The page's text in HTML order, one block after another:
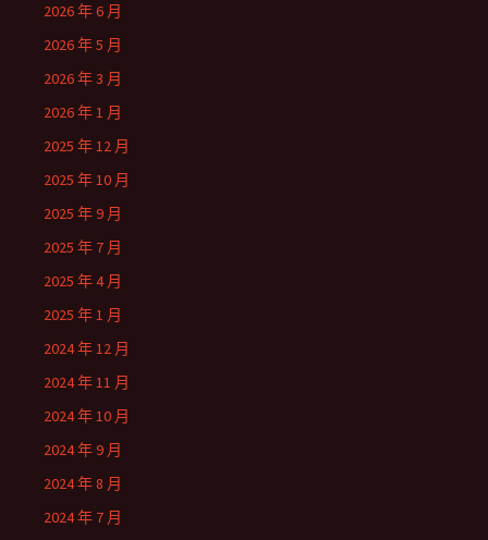
2026 年 6 月
2026 年 5 月
2026 年 3 月
2026 年 1 月
2025 年 12 月
2025 年 10 月
2025 年 9 月
2025 年 7 月
2025 年 4 月
2025 年 1 月
2024 年 12 月
2024 年 11 月
2024 年 10 月
2024 年 9 月
2024 年 8 月
2024 年 7 月